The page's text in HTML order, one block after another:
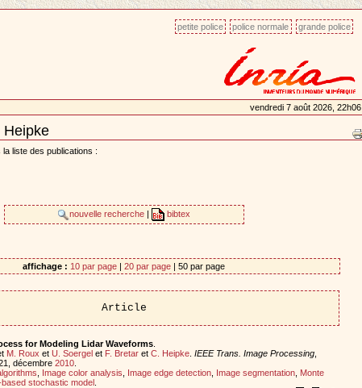
petite police police normale grande police
vendredi 7 août 2026, 22h06
Heipke
liste des publications :
nouvelle recherche bibtex
affichage : 10 par page | 20 par page | 50 par page
Article
for Modeling Lidar Waveforms.
M. Roux et U. Soergelet F. Bretaret C. Heipke. IEEE Trans. Image Processing,
décembre 2010.
Image color analysis Image edge detection, Image segmentation, Monte
stochastic model.